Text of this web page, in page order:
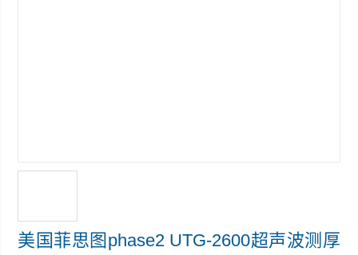
美国菲思图phase2 UTG-2600超声波测厚